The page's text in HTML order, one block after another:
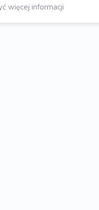
więcej informacji